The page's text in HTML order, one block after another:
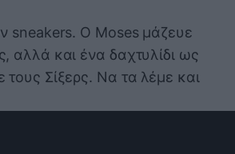
sneakers. Ο Moses μάζευε
αλλά και ένα δαχτυλίδι ως
τους Σίξερς. Να τα λέμε και